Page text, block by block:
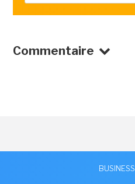
Commentaire
BUSINESS